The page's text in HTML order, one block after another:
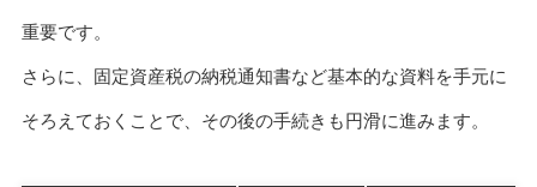
重要です。
さらに、固定資産税の納税通知書など基本的な資料を手元に
そろえておくことで、その後の手続きも円滑に進みます。